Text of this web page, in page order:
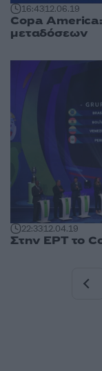
16:4312.06.19
Copa
μεταδόσεων
22:3312.04.19
Στην ΕΡΤ το